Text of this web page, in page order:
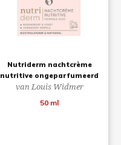
Nutriderm nachtcrème
nutritive ongeparfumeerd
van Louis Widmer
50 ml